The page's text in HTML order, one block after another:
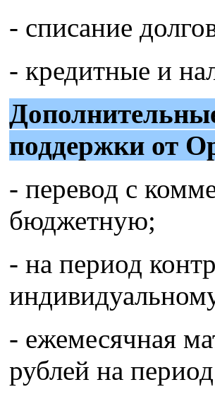
- списание
- кредитные и
поддержки от
- перевод с
бюджетную;
- на период
- ежемесячная
рублей на